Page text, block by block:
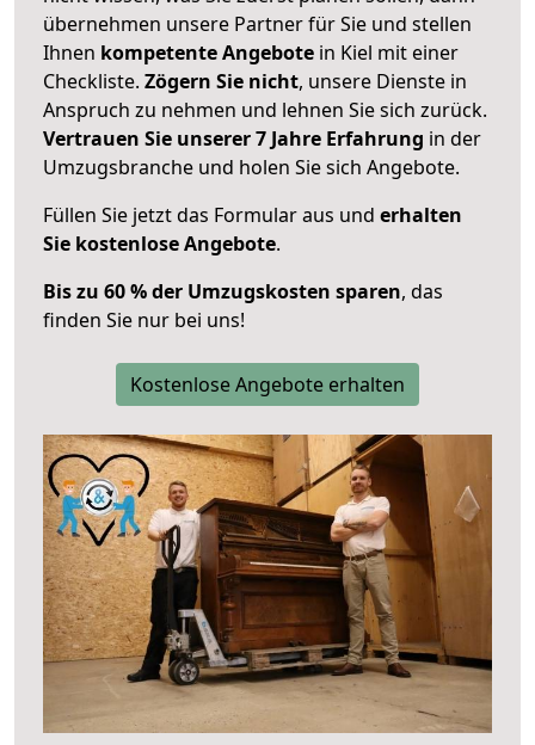
übernehmen unsere Partner für Sie und stellen
Ihnen kompetente Angebote in Kiel mit einer
Checkliste. Zögern Sie nicht, unsere Dienste in
Anspruch zu nehmen und lehnen Sie sich zurück.
Vertrauen Sie unserer 7 Jahre Erfahrung in der
Umzugsbranche und holen Sie sich Angebote.
Füllen Sie jetzt das Formular aus und erhalten
Sie kostenlose Angebote.
Bis zu 60 % der Umzugskosten sparen, das
finden Sie nur bei uns!
Kostenlose Angebote erhalten